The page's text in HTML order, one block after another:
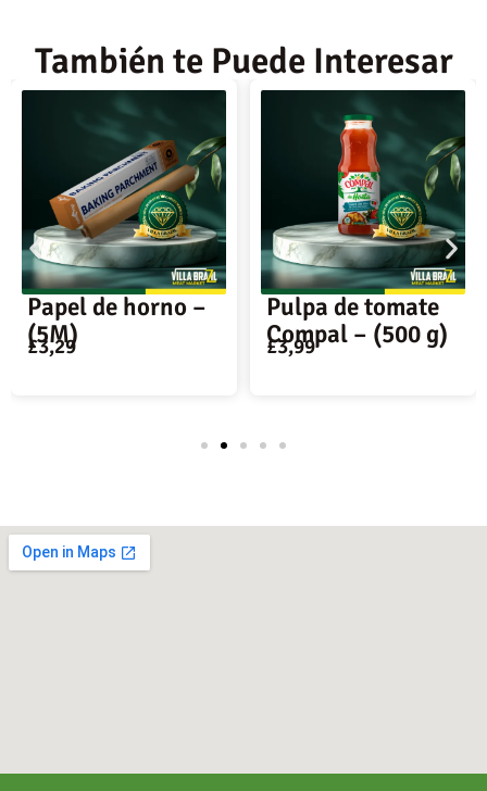
También te Puede Interesar
Papel de horno –
(5M)
£3,29
Pulpa de tomate
Compal – (500 g)
£3,99